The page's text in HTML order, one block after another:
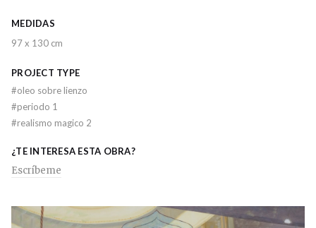
MEDIDAS
97 x 130 cm
PROJECT TYPE
#oleo sobre lienzo
#periodo 1
#realismo magico 2
¿TE INTERESA ESTA OBRA?
Escríbeme